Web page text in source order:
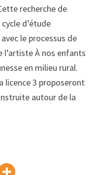
recherche de
d’étude
le processus de
l’artiste À nos enfants
en milieu rural.
licence 3 proposeront
autour de la